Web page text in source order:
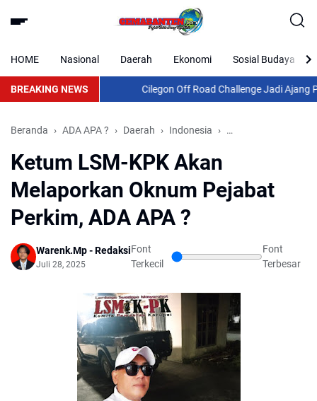
HOME Nasional Daerah Ekonomi Sosial Budaya
BREAKING NEWS Cilegon Off Road Challenge Jadi Ajang
Beranda ADA APA ? Daerah Indonesia Ketum LSM-KPK
Ketum LSM-KPK Akan
Melaporkan Oknum Pejabat
Perkim, ADA APA ?
Warenk.Mp - Redaksi
Juli 28, 2025
Font
Terkecil
Font
Terbesar